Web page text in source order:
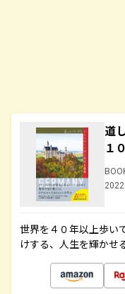
道
１
世界を４０年以上歩い
けする、人生を輝かせ